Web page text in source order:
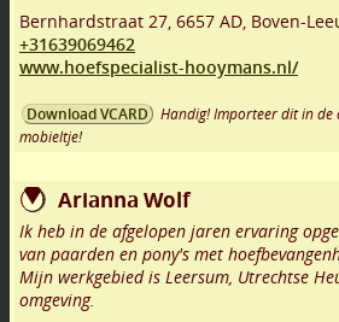
Bernhardstraat 27, 6657 AD, Boven-
+31639069462
www.hoefspecialist-hooymans.nl/
Download VCARD
Handig! Importeer dit in de
mobieltje!
Arianna Wolf
Ik heb in de afgelopen jaren ervaring
van paarden en pony's met
Mijn werkgebied is Leersum, Utrechtse
omgeving.